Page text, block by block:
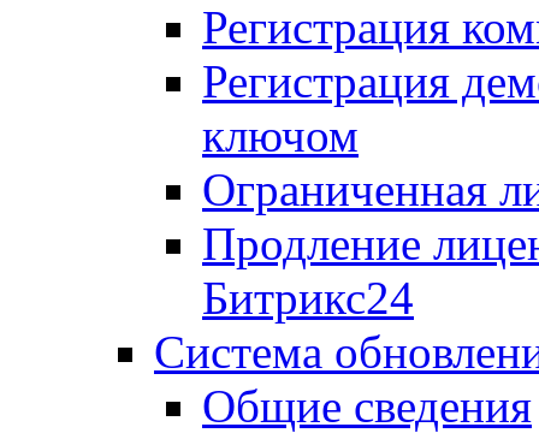
Регистрация
Регистрация
ключом
Ограниченная
Продление
Битрикс24
Система
Общие сведения